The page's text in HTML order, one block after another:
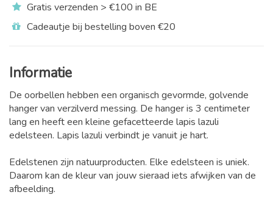
Gratis verzenden > €100 in BE
Cadeautje bij bestelling boven €20
Informatie
De oorbellen hebben een organisch gevormde, golvende
hanger van verzilverd messing. De hanger is 3 centimeter
lang en heeft een kleine gefacetteerde lapis lazuli
edelsteen. Lapis lazuli verbindt je vanuit je hart.
Edelstenen zijn natuurproducten. Elke edelsteen is uniek.
Daarom kan de kleur van jouw sieraad iets afwijken van de
afbeelding.